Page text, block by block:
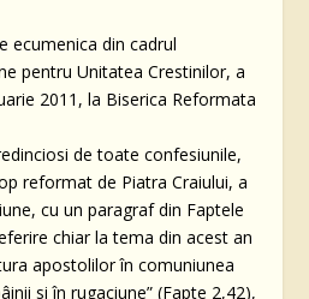
ecumenica din cadrul
pentru Unitatea Crestinilor, a
2011, la Biserica Reformata
de toate confesiunile,
reformat de Piatra Craiului, a
cu un paragraf din Faptele
chiar la tema din acest an
apostolilor în comuniunea
si în rugaciune” (Fapte 2,42),